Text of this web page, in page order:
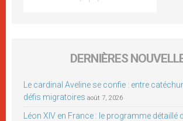
DERNIÈRES
Le cardinal Aveline se confie : entre
défis migratoires août 7, 2026
Léon XIV en France : le programme détaillé